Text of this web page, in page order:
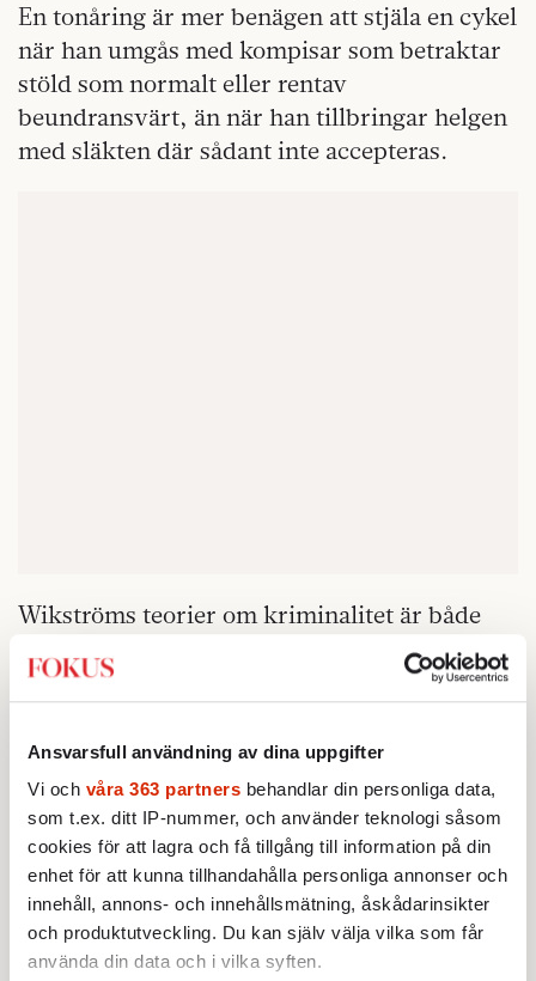
Ansvarsfull användning av dina uppgifter
Vi och våra 363 partners behandlar din personliga data,
som t.ex. ditt IP-nummer, och använder teknologi såsom
cookies för att lagra och få tillgång till information på din
enhet för att kunna tillhandahålla personliga annonser och
innehåll, annons- och innehållsmätning, åskådarinsikter
och produktutveckling. Du kan själv välja vilka som får
använda din data och i vilka syften.
En tonåring är mer benägen att stjäla en cykel
när han umgås med kompisar som betraktar
stöld som normalt eller rentav
beundransvärt, än när han tillbringar helgen
med släkten där sådant inte accepteras.
Wikströms teorier om kriminalitet är både
intuitivt rimliga och väl underbyggda genom
forskning. Ändå har de haft svagt genomslag
svängt från ett fokus på sociala insatser, till
att handla om repressiva åtgärder. Politikerna
tävlar i att föreslå strängare straff och ge
polisen större befogenheter. Men få talar om
etik.
Kanske beror det på att samtal om moral
skaver i ett land som länge profilerat sig som